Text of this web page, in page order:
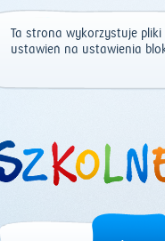
Ta strona wykorzystuje pliki
ustawień na ustawienia